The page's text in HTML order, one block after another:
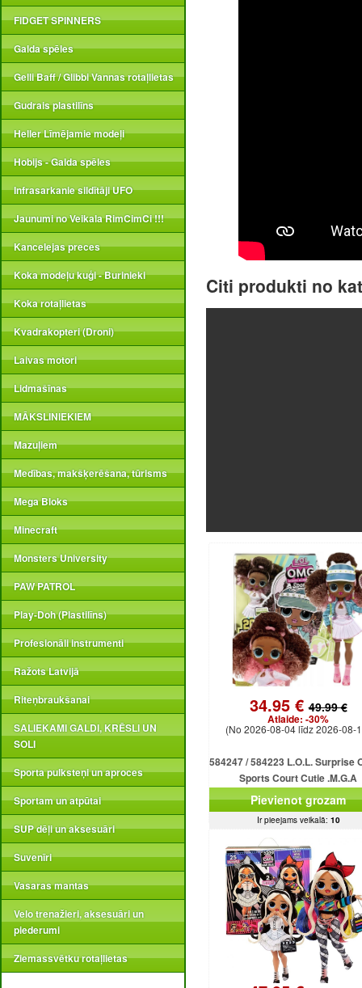
FIDGET SPINNERS
Galda spēles
Gelli Baff / Glibbi Vannas rotaļlietas
Gudrais plastilīns
Heller Līmējamie modeļi
Hobijs - Galda spēles
Infrasarkanie sildītāji UFO
Jaunumi no Veikala RimCimCi !!!
Kancelejas preces
Koka modeļu kuģi - Burinieki
Koka rotaļlietas
Kvadrakopteri (Droni)
Laivas motori
Lidmašīnas
MĀKSLINIEKIEM
Mazuļiem
Medības, makšķerēšana, tūrisms
Mega Bloks
Minecraft
Monsters University
PAW PATROL
Play-Doh (Plastilīns)
Profesionāli instrumenti
Ražots Latvijā
Riteņbraukšanai
SALIEKAMI GALDI, KRĒSLI UN
SOLI
Sporta pulksteņi un aproces
Sportam un atpūtai
SUP dēļi un aksesuāri
Suvenīri
Vasaras mantas
Velo trenažieri, aksesuāri un
piederumi
Ziemassvētku rotaļlietas
Citi produkti no
34.95 €49.99 €
Atlaide: -30%
(No 2026-08-04 līdz 2026-08-
584247 / 584223 L.O.L. Surprise
Sports Court Cutie .M.G.A
Pievienot grozam
Ir pieejams veikalā: 10